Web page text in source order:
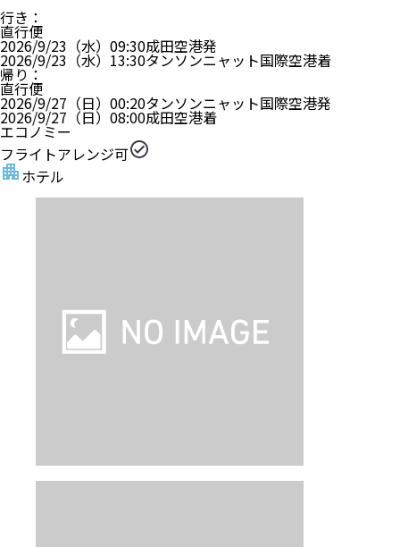
行き ：
直行便
2026/9/23（水） 09:30成田空港発
2026/9/23（水） 13:30タンソンニャット国際空港着
帰り ：
直行便
2026/9/27（日） 00:20タンソンニャット国際空港発
2026/9/27（日） 08:00成田空港着
エコノミー
フライトアレンジ可
ホテル